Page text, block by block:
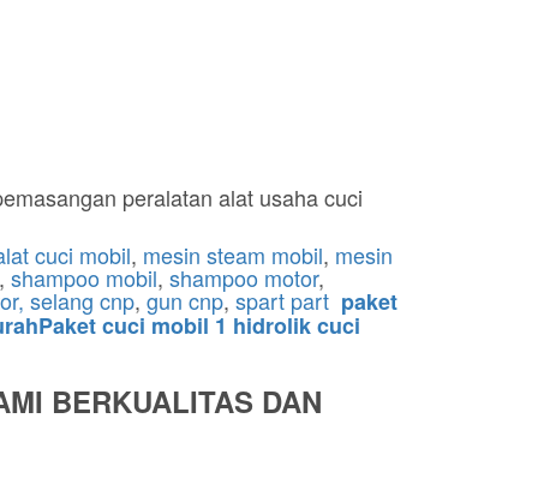
peralatan alat usaha cuci
cuci mobil, mesin steam mobil, mesin
, shampoo mobil, shampoo motor,
selang cnp, gun cnp, spart part paket
cuci mobil 1 hidrolik cuci
BERKUALITAS DAN